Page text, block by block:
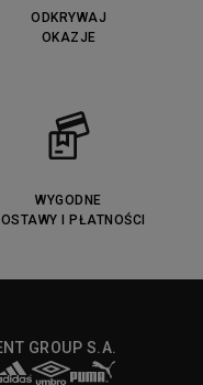
ODKRYWAJ
OKAZJE
WYGODNE
I PŁATNOŚCI
GROUP S.A.